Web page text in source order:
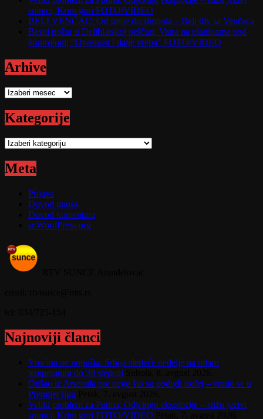
snimci; Krim gori FOTO/VIDEO
BELI VENČAC: Od stene do simbola – Beli div sa Venčaca
Besni požar u Deliblatskoj peščari; Vatra na planinama pod
kontrolom; "Opasnost i dalje vreba" FOTO/VIDEO
Arhive
Arhive
Kategorije
Kategorije
Meta
Prijava
Dovod unosa
Dovod komentara
sr.WordPress.org
Najnoviji članci
Vrućina ne popušta: Srbija sledeće nedelje na udaru
temperatura do 39 stepeni
Otišao iz Arsenala pre nego što su podigli trofej – vratio se u
Premijer ligu
Veliki problem za Putina; Odjekuju eksplozije – stižu jezivi
snimci; Krim gori FOTO/VIDEO